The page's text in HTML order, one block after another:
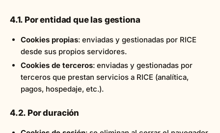
4.1. Por entidad que las gestiona
Cookies propias: enviadas y gestionadas por RICE
desde sus propios servidores.
Cookies de terceros: enviadas y gestionadas por
terceros que prestan servicios a RICE (analítica,
pagos, hospedaje, etc.).
4.2. Por duración